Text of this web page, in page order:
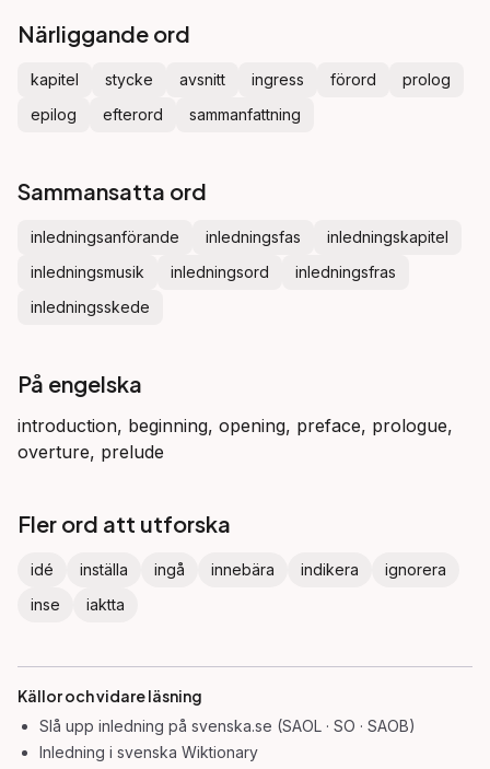
Närliggande ord
kapitel stycke avsnitt ingress förord
prolog
epilog
efterord sammanfattning
Sammansatta ord
inledningsanförande inledningsfas
inledningskapitel
inledningsmusik
inledningsord
inledningsfras
inledningsskede
På engelska
introduction, beginning, opening, preface, prologue,
overture, prelude
Fler ord att utforska
idé inställa ingå innebära indikera
ignorera
inse
iaktta
Källor och vidare läsning
Slå upp inledning på svenska.se (SAOL · SO · SAOB)
Inledning i svenska Wiktionary